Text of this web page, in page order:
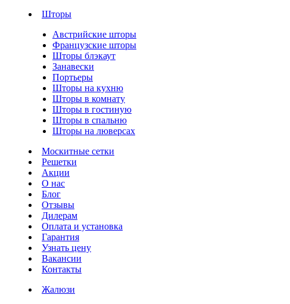
Шторы
Австрийские шторы
Французские шторы
Шторы блэкаут
Занавески
Портьеры
Шторы на кухню
Шторы в комнату
Шторы в гостиную
Шторы в спальню
Шторы на люверсах
Москитные сетки
Решетки
Акции
О нас
Блог
Отзывы
Дилерам
Оплата и установка
Гарантия
Узнать цену
Вакансии
Контакты
Жалюзи